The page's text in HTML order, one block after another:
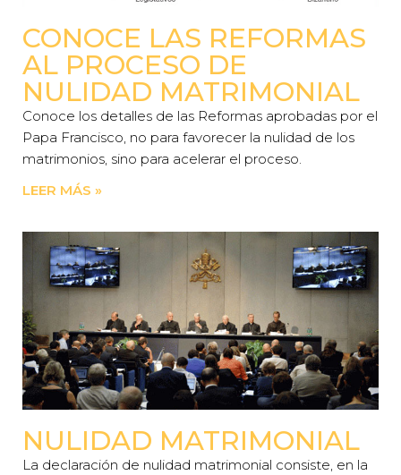
CONOCE LAS REFORMAS
AL PROCESO DE
NULIDAD MATRIMONIAL
Conoce los detalles de las Reformas aprobadas por el
Papa Francisco, no para favorecer la nulidad de los
matrimonios, sino para acelerar el proceso.
LEER MÁS »
NULIDAD MATRIMONIAL
La declaración de nulidad matrimonial consiste, en la